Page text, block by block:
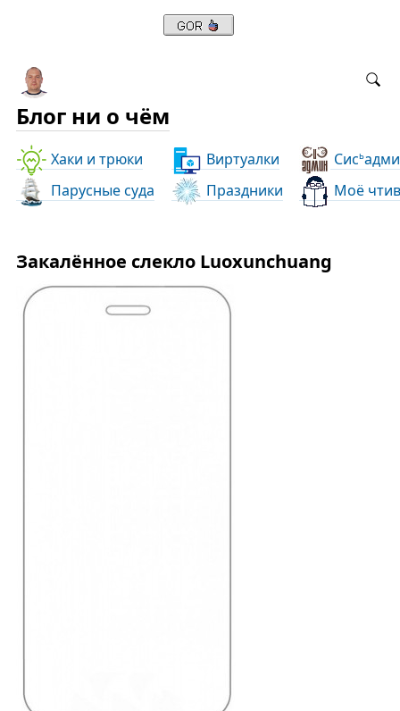
Блог ни о чём
Хаки и трюки Виртуалки Сись
Парусные суда
Праздники Моё
Закалённое слекло Luoxunchuang